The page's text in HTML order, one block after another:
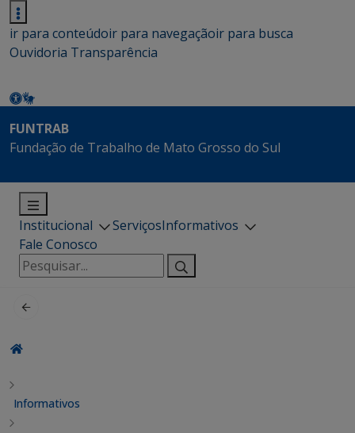
ir para conteúdoir para navegaçãoir para busca
Ouvidoria Transparência
FUNTRAB
Fundação de Trabalho de Mato Grosso do Sul
Institucional ServiçosInformativos
Fale Conosco
Pesquisar
por:
Informativos